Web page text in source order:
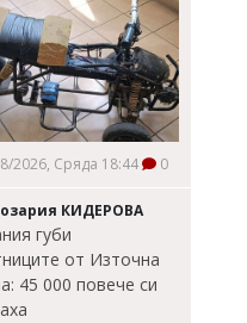
2026, Сряда 18:44 0
КИДЕРОВА
губи
от Източна
45 000 повече си